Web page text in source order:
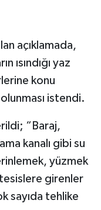
açıklamada,
ısındığı yaz
konu
istendi.
“Baraj,
kanalı gibi su
yüzmek
girenler
sayıda tehlike